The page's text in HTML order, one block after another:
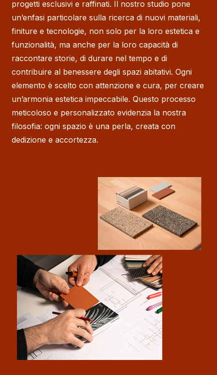
progetti esclusivi e raffinati. Il nostro studio pone
un’enfasi particolare sulla ricerca di nuovi materiali,
finiture e tecnologie, non solo per la loro estetica e
funzionalità, ma anche per la loro capacità di
raccontare storie, di durare nel tempo e di
contribuire al benessere degli spazi abitativi. Ogni
elemento è scelto con attenzione e cura, per creare
un’armonia estetica impeccabile. Questo processo
meticoloso e personalizzato evidenzia la nostra
filosofia: ogni spazio è una perla, creata con
dedizione e accortezza.